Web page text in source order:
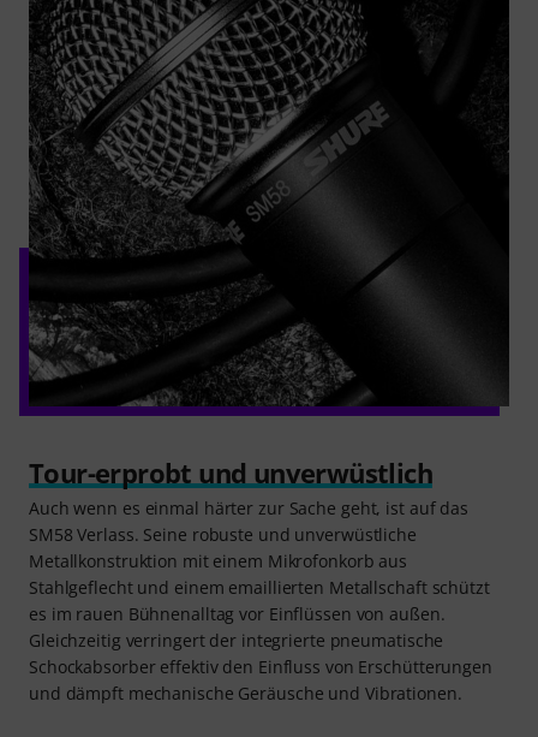
Tour-erprobt und unverwüstlich
Auch wenn es einmal härter zur Sache geht, ist auf das
SM58 Verlass. Seine robuste und unverwüstliche
Metallkonstruktion mit einem Mikrofonkorb aus
Stahlgeflecht und einem emaillierten Metallschaft schützt
es im rauen Bühnenalltag vor Einflüssen von außen.
Gleichzeitig verringert der integrierte pneumatische
Schockabsorber effektiv den Einfluss von Erschütterungen
und dämpft mechanische Geräusche und Vibrationen.